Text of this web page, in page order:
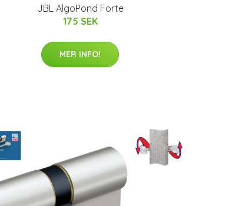
JBL AlgoPond Forte
175 SEK
MER INFO!